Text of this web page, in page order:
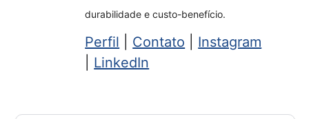
durabilidade e custo-benefício.
Perfil Contato
Instagram
LinkedIn